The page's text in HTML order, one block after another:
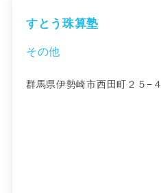
すとう珠算塾
その他
群馬県伊勢崎市西田町２５−４